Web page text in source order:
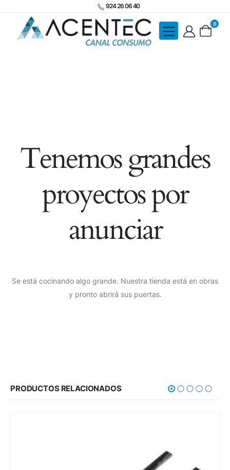
924 26 06 40
0
Tenemos grandes
proyectos por
anunciar
Se está cocinando algo grande. Nuestra tienda está en obras
y pronto abrirá sus puertas.
PRODUCTOS RELACIONADOS